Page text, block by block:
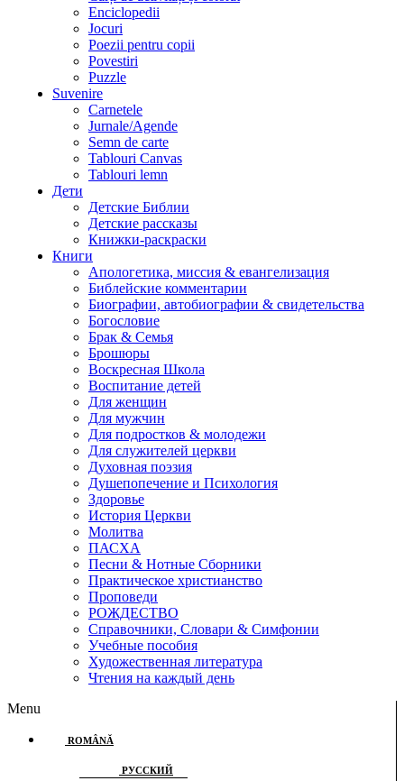
Enciclopedii
Jocuri
Poezii pentru copii
Povestiri
Puzzle
Suvenire
Carnetele
Jurnale/Agende
Semn de carte
Tablouri Canvas
Tablouri lemn
Дети
Детские Библии
Детские рассказы
Книжки-раскраски
Книги
Апологетика, миссия & евангелизация
Библейские комментарии
Биографии, автобиографии & свидетельства
Богословие
Брак & Семья
Брошюры
Воскресная Школа
Воспитание детей
Для женщин
Для мужчин
Для подростков & молодежи
Для служителей церкви
Духовная поэзия
Душепопечение и Психология
Здоровье
История Церкви
Молитва
ПАСХА
Песни & Нотные Сборники
Практическое христианство
Проповеди
РОЖДЕСТВО
Справочники, Словари & Симфонии
Учебные пособия
Художественная литература
Чтения на каждый день
Menu
ROMÂNĂ
РУССКИЙ